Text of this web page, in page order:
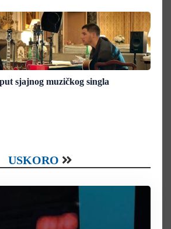
sjajnog muzičkog singla
USKORO